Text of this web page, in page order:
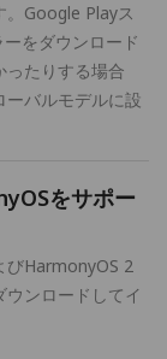
。Google Playス
をダウンロード
ったりする場合
ーバルモデルに設
をサポー
びHarmonyOS 2
ンロードしてイ